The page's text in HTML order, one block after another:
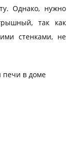
Однако, нужно
так как
стенками, не